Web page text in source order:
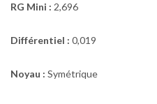
RG Mini : 2,696
Différentiel : 0,019
Noyau : Symétrique